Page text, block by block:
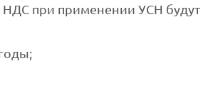
при применении УСН